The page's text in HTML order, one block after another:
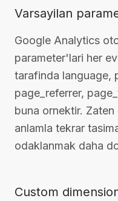
Varsayilan
Google Analytics
parameter'lari her
tarafinda language,
page_referrer,
buna ornektir.
anlamla tekrar
odaklanmak daha
Custom